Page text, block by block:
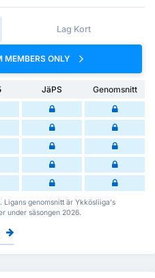
Lag Kort
MEMBERS ONLY
JäPS
Genomsnitt
Ligans genomsnitt är Ykkösliiga's
under säsongen 2026.